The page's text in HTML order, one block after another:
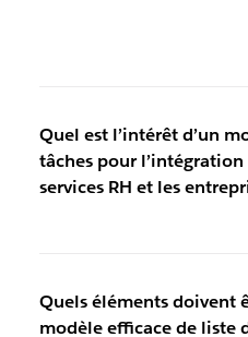
Quel est l’intérêt d’un
tâches pour
services RH et les
Quels éléments doivent
modèle efficace de liste